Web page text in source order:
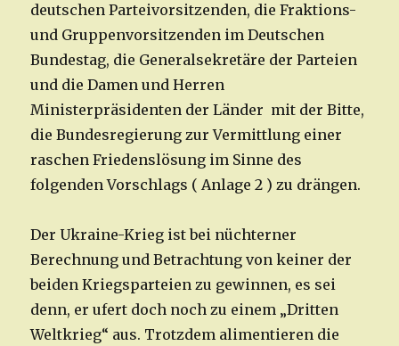
deutschen Parteivorsitzenden, die Fraktions-
und Gruppenvorsitzenden im Deutschen
Bundestag, die Generalsekretäre der Parteien
und die Damen und Herren
Ministerpräsidenten der Länder mit der Bitte,
die Bundesregierung zur Vermittlung einer
raschen Friedenslösung im Sinne des
folgenden Vorschlags ( Anlage 2 ) zu drängen.
Der Ukraine-Krieg ist bei nüchterner
Berechnung und Betrachtung von keiner der
beiden Kriegsparteien zu gewinnen, es sei
denn, er ufert doch noch zu einem „Dritten
Weltkrieg“ aus. Trotzdem alimentieren die